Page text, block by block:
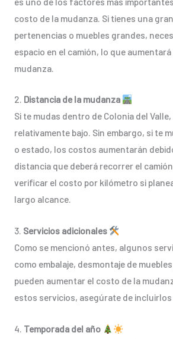
costo de la mudanza. Si tienes una
pertenencias o muebles grandes,
espacio en el camión, lo que
mudanza.
2. Distancia de la mudanza
Si te mudas dentro de Colonia del
relativamente bajo. Sin embargo, si te
o estado, los costos aumentarán
distancia que deberá recorrer el
verificar el costo por kilómetro si
largo alcance.
3. Servicios adicionales
Como se mencionó antes, algunos
como embalaje, desmontaje de
pueden aumentar el costo de la
estos servicios, asegúrate de
4. Temporada del año